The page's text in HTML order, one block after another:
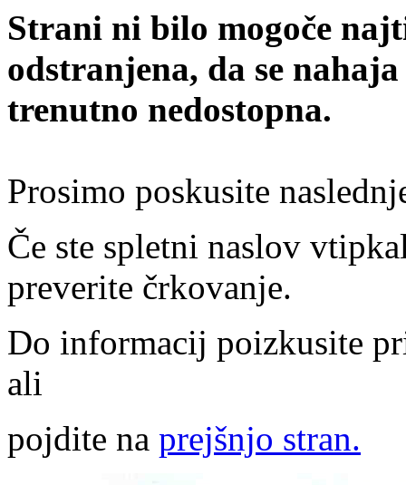
Strani ni bilo mogoče
odstranjena, da se
trenutno nedostopna.
Prosimo poskusite
Če ste spletni naslov
preverite črkovanje.
Do informacij poizkusite
ali
pojdite na prejšnjo stran.